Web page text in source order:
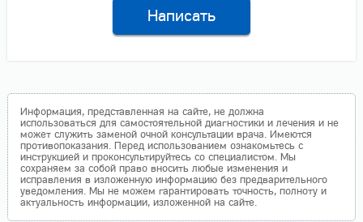
Написать
Информация, представленная на сайте, не должна
использоваться для самостоятельной диагностики и лечения и не
может служить заменой очной консультации врача. Имеются
противопоказания. Перед использованием ознакомьтесь с
инструкцией и проконсультируйтесь со специалистом. Мы
сохраняем за собой право вносить любые изменения и
исправления в изложенную информацию без предварительного
уведомления. Мы не можем гарантировать точность, полноту и
актуальность информации, изложенной на сайте.